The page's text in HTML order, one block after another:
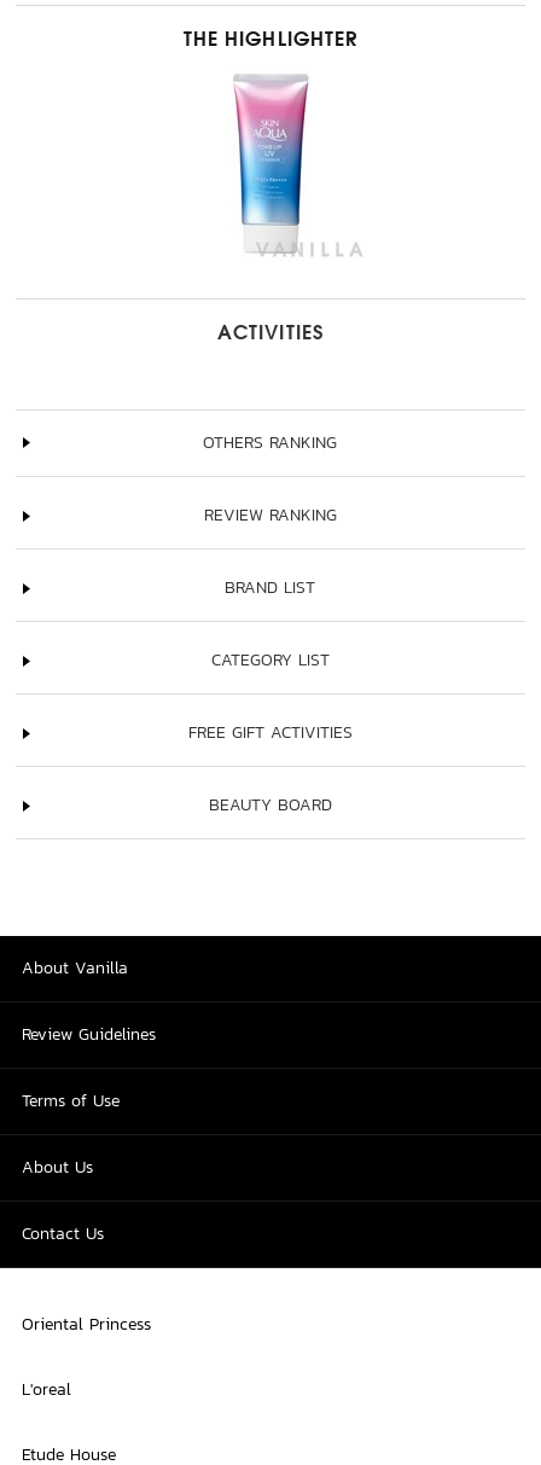
THE HIGHLIGHTER
ACTIVITIES
OTHERS RANKING
REVIEW RANKING
BRAND LIST
CATEGORY LIST
FREE GIFT ACTIVITIES
BEAUTY BOARD
About Vanilla
Review Guidelines
Terms of Use
About Us
Contact Us
Oriental Princess
L'oreal
Etude House